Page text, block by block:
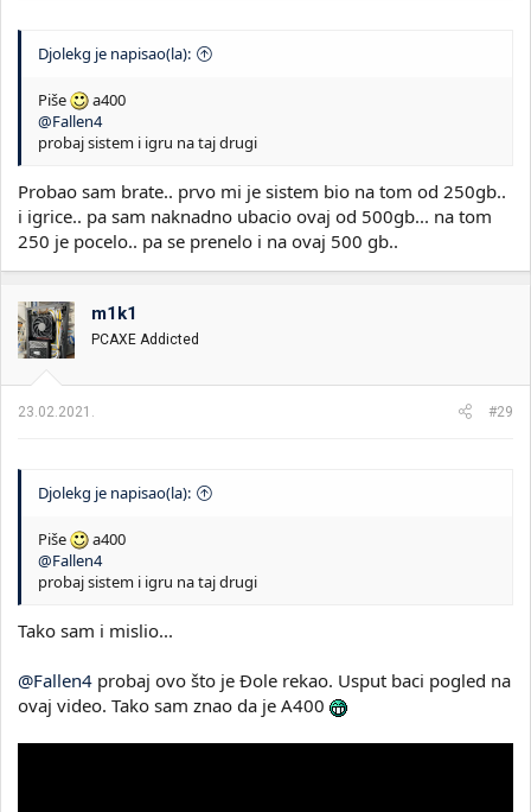
Djolekg je napisao(la):
Piše
a400
@Fallen4
probaj sistem i igru na taj drugi
Probao sam brate.. prvo mi je sistem bio na tom od 250gb..
i igrice.. pa sam naknadno ubacio ovaj od 500gb... na tom
250 je pocelo.. pa se prenelo i na ovaj 500 gb..
m1k1
PCAXE Addicted
23.02.2021. #29
Djolekg je napisao(la):
Piše
a400
@Fallen4
probaj sistem i igru na taj drugi
Tako sam i mislio...
@Fallen4 probaj ovo što je Đole rekao. Usput baci pogled na
ovaj video. Tako sam znao da je A400